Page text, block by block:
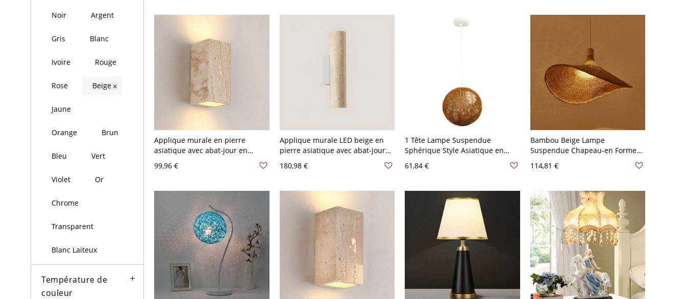
Noir Argent
Gris Blanc
Ivoire Rouge
Rose Beige ×
Jaune
Orange Brun
Bleu Vert
Violet Or
Chrome
Transparent
Blanc Laiteux
Température de
couleur
Applique murale en pierre
asiatique avec abat-jour en
99,96 €
Applique murale LED beige en
pierre asiatique avec abat-jour
orienté vers le haut et vers le bas
- 110 V-120 V Rond Extérieur
180,98 €
1 Tête Lampe Suspendue
Sphérique Style Asiatique en
Restaurant - 110 V-120 V Beige
61,84 €
Bambou Beige Lampe
Suspendue Chapeau-en Forme
Tête - 110 V-120 V Beige 30,48 cm
114,81 €